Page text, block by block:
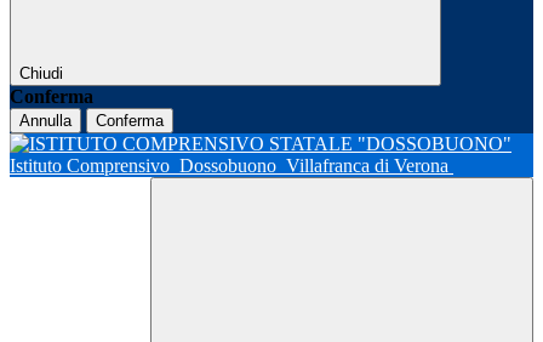
Chiudi
Conferma
Annulla Conferma
Istituto Comprensivo Dossobuono Villafranca di Verona